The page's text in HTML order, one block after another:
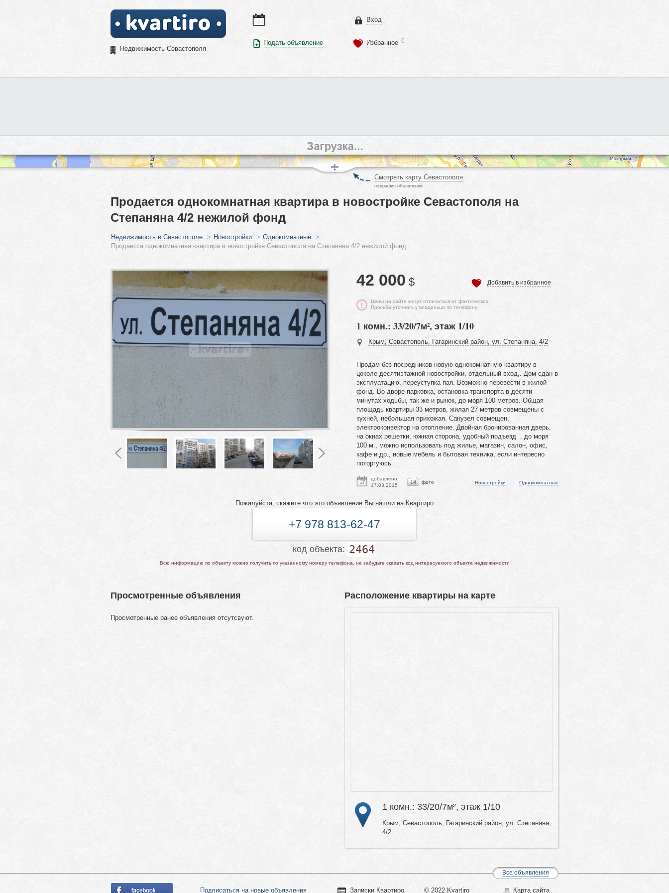
Недвижимость Севастополя
Подать объявление
Вход
Избранное 0
Смотреть карту Севастополя
география объявлений
Продается однокомнатная квартира в новостройке Севастополя на
Степаняна 4/2 нежилой фонд
Недвижимость в Севастополе > Новостройки > Однокомнатные >
Продается однокомнатная квартира в новостройке Севастополя на Степаняна 4/2 нежилой фонд
42 000 $ Добавить в избранное
Цены на сайте могут отличаться от фактических
Просьба уточнять у владельца по телефону
1 комн.: 33/20/7м², этаж 1/10
Крым, Севастополь, Гагаринский район, ул. Степаняна, 4/2
Продам без посредников новую однокомнатную квартиру в
цоколе десятиэтажной новостройки, отдельный вход,. Дом сдан в
эксплуатацию, переуступка пая. Возможно перевести в жилой
фонд. Во дворе парковка, остановка транспорта в десяти
минутах ходьбы, так же и рынок, до моря 100 метров. Общая
площадь квартиры 33 метров, жилая 27 метров совмещены с
кухней, небольшая прихожая. Санузел совмещен,
электроконвектор на отопление. Двойная бронированная дверь,
на окнах решетки, южная сторона, удобный подъезд , до моря
100 м., можно использовать под жилье, магазин, салон, офис,
кафе и др., новые мебель и бытовая техника, если интересно
поторгуюсь.
17
добавлено:
17.03.2015
14 фото Новостройки Однокомнатные
Пожалуйста, скажите что это объявление Вы нашли на Квартиро
+7 978 813-62-47
код объекта: 2464
Всю информацию по объекту можно получить по указанному номеру телефона, не забудьте сказать код интересуемого объекта недвижимости
Расположение квартиры на карте
1 комн.: 33/20/7м², этаж 1/10
Крым, Севастополь, Гагаринский район, ул. Степаняна,
4/2
Просмотренные объявления
Просмотренные ранее объявления отсутсвуют.
Все объявления
Подписаться на новые объявления Записки Квартиро © 2022 Kvartiro Карта сайта